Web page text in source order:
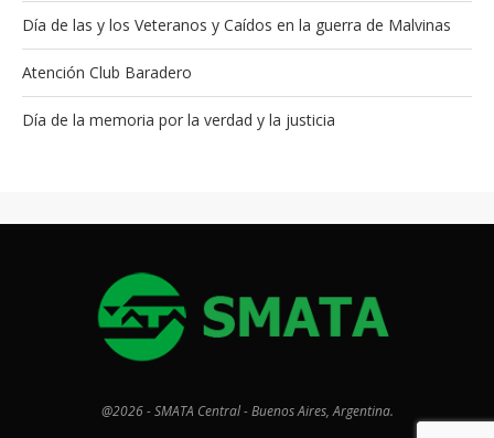
Día de las y los Veteranos y Caídos en la guerra de Malvinas
Atención Club Baradero
Día de la memoria por la verdad y la justicia
@2026 - SMATA Central - Buenos Aires, Argentina.